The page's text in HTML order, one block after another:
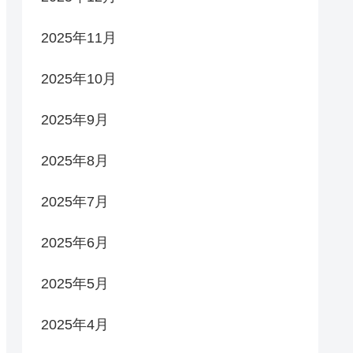
2025年11月
2025年10月
2025年9月
2025年8月
2025年7月
2025年6月
2025年5月
2025年4月